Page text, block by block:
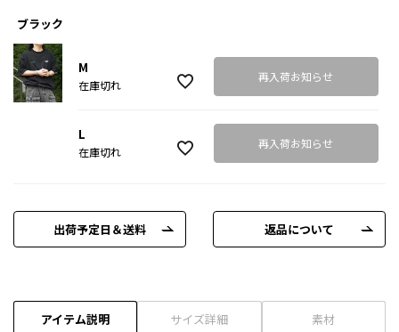
ブラック
M
在庫切れ
再入荷お知らせ
L
在庫切れ
再入荷お知らせ
出荷予定日＆送料 返品について
アイテム説明 サイズ詳細 素材